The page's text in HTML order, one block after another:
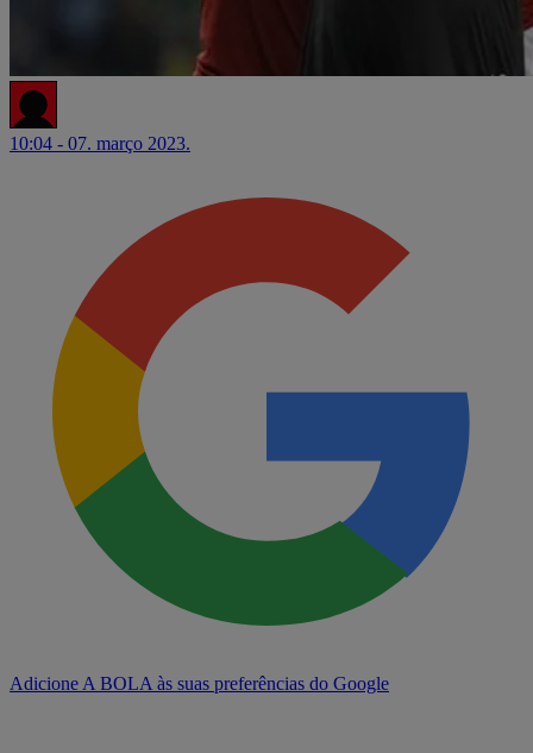
10:04 - 07. março 2023.
Adicione A BOLA às suas preferências do Google